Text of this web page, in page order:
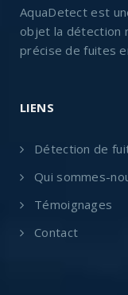
AquaDetect est
objet la détection
précise de fuites
LIENS
Détection de
Qui sommes-
Témoignages
Contact